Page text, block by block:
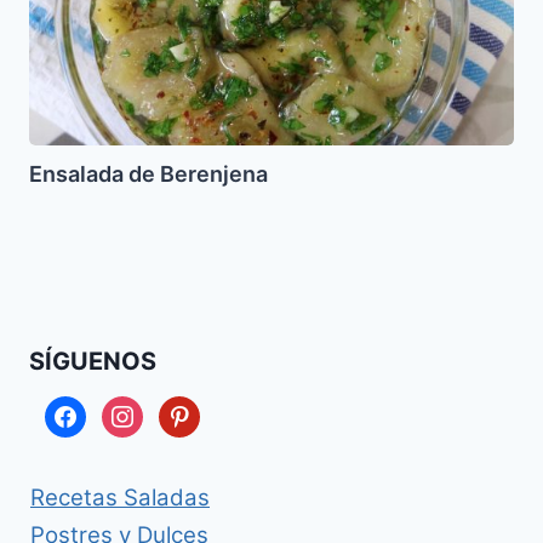
Ensalada de Berenjena
SÍGUENOS
facebookinstagrampinterest
Recetas Saladas
Postres y Dulces